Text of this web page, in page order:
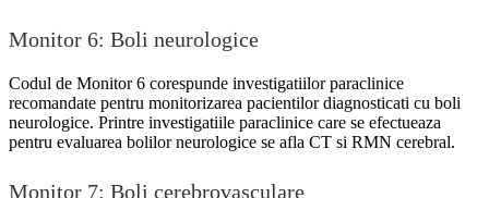
Monitor 6: Boli neurologice
Codul de Monitor 6 corespunde investigatiilor paraclinice
recomandate pentru monitorizarea pacientilor diagnosticati cu boli
neurologice. Printre investigatiile paraclinice care se efectueaza
pentru evaluarea bolilor neurologice se afla CT si RMN cerebral.
Monitor 7: Boli cerebrovasculare